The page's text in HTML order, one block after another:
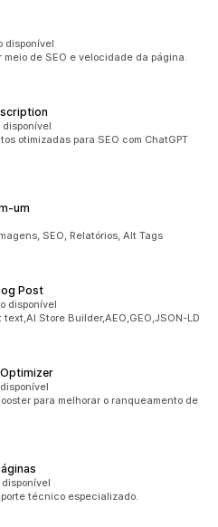
disponível
de SEO e velocidade da página.
disponível
otimizadas para SEO com ChatGPT
SEO, Relatórios, Alt Tags
Post
disponível
Store Builder,AEO,GEO,JSON-LD
Optimizer
para melhorar o ranqueamento de
técnico especializado.